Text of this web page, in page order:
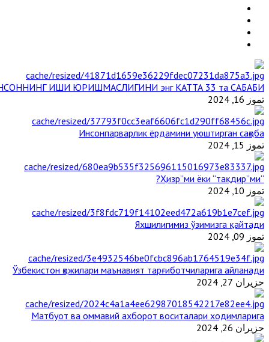
ИШИ ЮРИШМАСЛИГИНИ энг КАТТА 33 та САБАБИ
تموز 16, 2024
Инсонпарварлик ёрдамини уюштирган саҳоба
تموز 15, 2024
“Ҳизр”ми ёки “тақдир”ми?
تموز 10, 2024
Яхшилигимиз ўзимизга қайтади
تموز 09, 2024
Ўзбекистон ҳожилари маънавият тарғиботчиларига айланади
حزيران 27, 2024
Матбуот ва оммавий ахборот воситалари ходимларига
حزيران 26, 2024